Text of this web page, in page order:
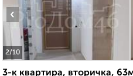
2/10
‹
3-к квартира, вторичка,